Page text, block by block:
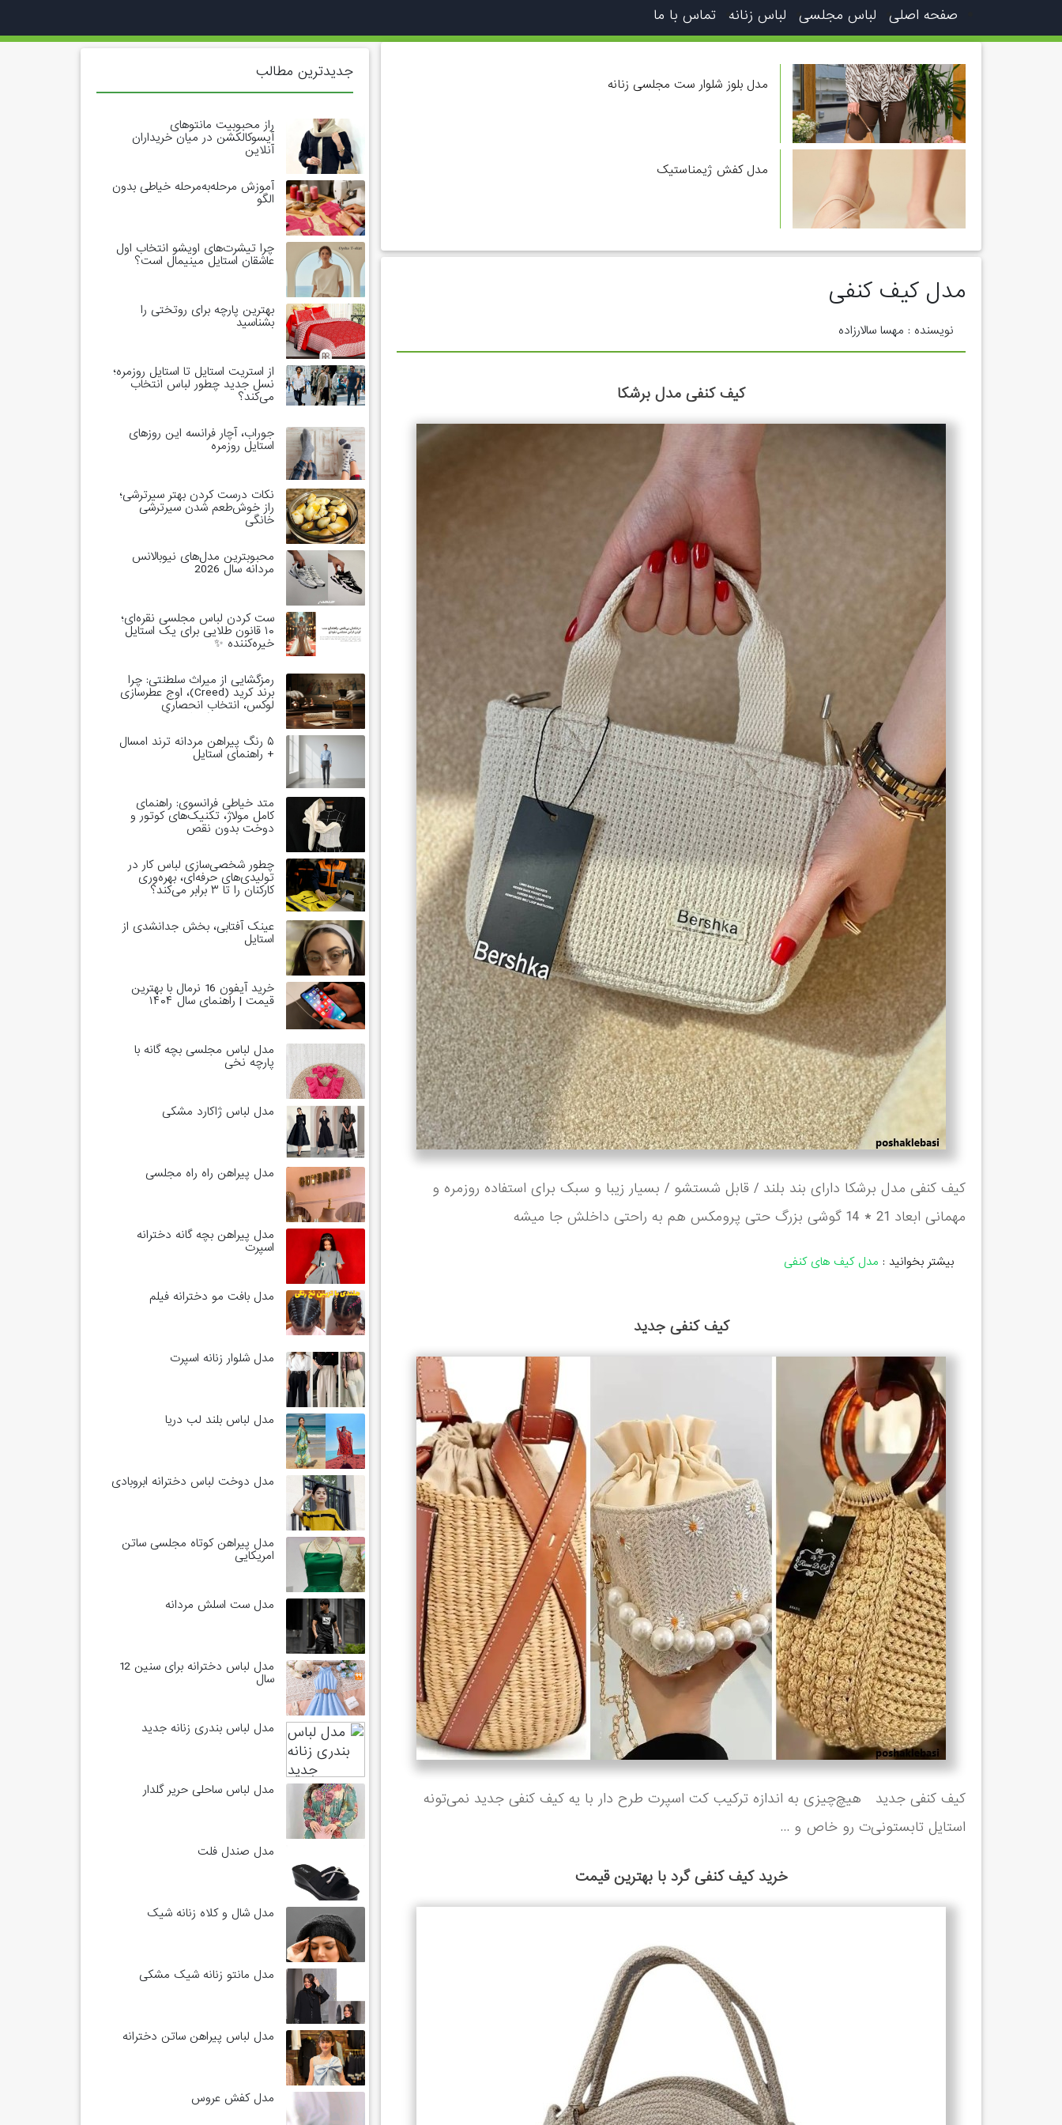
صفحه اصلی لباس مجلسی لباس زنانه تماس با ما
مدل بلوز شلوار ست مجلسی زنانه
مدل کفش ژیمناستیک
مدل کیف کنفی
نویسنده : مهسا سالارزاده
کیف کنفی مدل برشکا
کیف کنفی مدل برشکا دارای بند بلند / قابل شستشو / بسیار زیبا و سبک برای استفاده روزمره و
مهمانی ابعاد 21 * 14 گوشی بزرگ حتی پرومکس هم به راحتی داخلش جا میشه
بیشتر بخوانید : مدل کیف های کنفی
کیف کنفی جدید
کیف کنفی جدید هیچ‌چیزی به اندازه ترکیب کت اسپرت طرح دار با یه کیف کنفی جدید نمی‌تونه
استایل تابستونی‌ت رو خاص و ...
خرید کیف کنفی گرد با بهترین قیمت
جدیدترین مطالب
راز محبوبیت مانتوهای
آیسوکالکشن در میان خریداران
آنلاین
آموزش مرحله‌به‌مرحله خیاطی بدون
الگو
چرا تیشرت‌های اویشو انتخاب اول
عاشقان استایل مینیمال است؟
بهترین پارچه برای روتختی را
بشناسید
از استریت استایل تا استایل روزمره؛
نسل جدید چطور لباس انتخاب
می‌کند؟
جوراب، آچار فرانسه این روزهای
استایل روزمره
نکات درست کردن بهتر سیرترشی؛
راز خوش‌طعم شدن سیرترشی
خانگی
محبوبترین مدل‌های نیوبالانس
مردانه سال 2026
ست کردن لباس مجلسی نقره‌ای؛
۱۰ قانون طلایی برای یک استایل
خیره‌کننده ✨
رمزگشایی از میراث سلطنتی: چرا
برند کرید (Creed)، اوج عطرسازی
لوکس، انتخاب انحصاری
خاندان‌های حاکم است؟
۵ رنگ پیراهن مردانه ترند امسال
+ راهنمای استایل
متد خیاطی فرانسوی: راهنمای
کامل مولاژ، تکنیک‌های کوتور و
دوخت بدون نقص
چطور شخصی‌سازی لباس کار در
تولیدی‌های حرفه‌ای، بهره‌وری
کارکنان را تا ۳ برابر می‌کند؟
عینک آفتابی، بخش جدانشدی از
استایل
خرید آیفون 16 نرمال با بهترین
قیمت | راهنمای سال ۱۴۰۴
مدل لباس مجلسی بچه گانه با
پارچه نخی
مدل لباس ژاکارد مشکی
مدل پیراهن راه راه مجلسی
مدل پیراهن بچه گانه دخترانه
اسپرت
مدل بافت مو دخترانه فیلم
مدل شلوار زنانه اسپرت
مدل لباس بلند لب دریا
مدل دوخت لباس دخترانه ابروبادی
مدل پیراهن کوتاه مجلسی ساتن
امریکایی
مدل ست اسلش مردانه
مدل لباس دخترانه برای سنین 12
سال
مدل لباس بندری زنانه جدید
مدل لباس ساحلی حریر گلدار
مدل صندل فلت
مدل شال و کلاه زنانه شیک
مدل مانتو زنانه شیک مشکی
مدل لباس پیراهن ساتن دخترانه
مدل کفش عروس